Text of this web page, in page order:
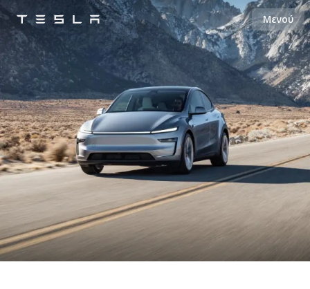
Tesla
Skip to main content
Μενού